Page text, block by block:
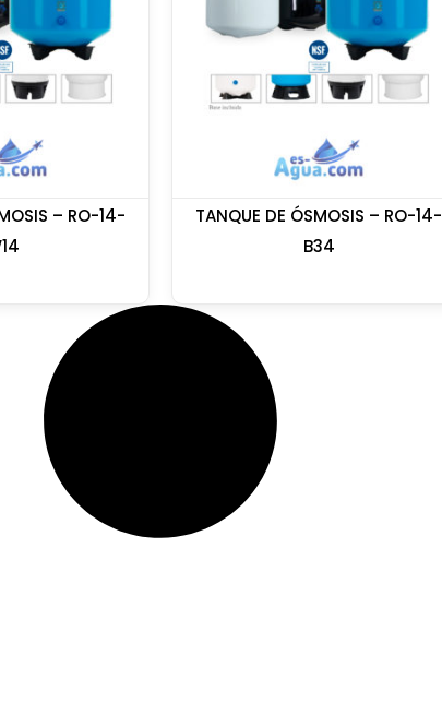
– RO-14-
TANQUE DE ÓSMOSIS – RO-14-
B34